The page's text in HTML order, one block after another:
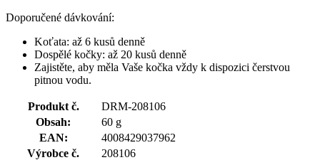
Doporučené dávkování:
Koťata: až 6 kusů denně
Dospělé kočky: až 20 kusů denně
Zajistěte, aby měla Vaše kočka vždy k dispozici čerstvou
pitnou vodu.
Produkt č.
DRM-208106
Obsah:
60 g
EAN:
4008429037962
Výrobce č.
208106